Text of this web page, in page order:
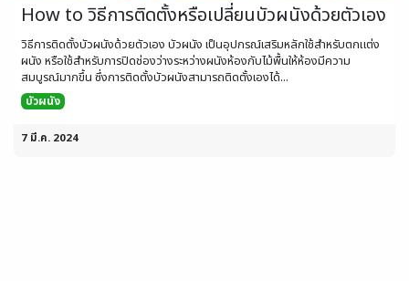
How to วิธีการติดตั้งหรือเปลี่ยนบัวผนังด้วยตัวเอง
วิธีการติดตั้งบัวผนังด้วยตัวเอง บัวผนัง เป็นอุปกรณ์เสริมหลักใช้สำหรับตกแต่ง
ผนัง หรือใช้สำหรับการปิดช่องว่างระหว่างผนังห้องกับไม้พื้นให้ห้องมีความ
สมบูรณ์มากขึ้น ซึ่งการติดตั้งบัวผนังสามารถติดตั้งเองได้...
บัวผนัง
7 มี.ค. 2024